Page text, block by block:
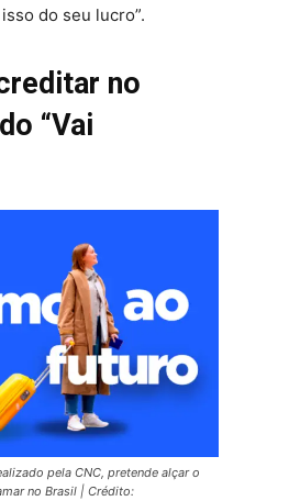
do seu lucro”.
no
“Vai
pela CNC, pretende alçar o
no Brasil | Crédito: